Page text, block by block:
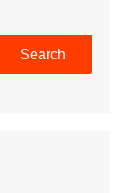
Search